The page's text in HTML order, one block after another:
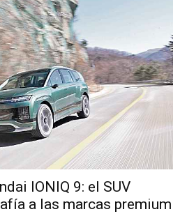
IONIQ 9: el SUV
a las marcas premium